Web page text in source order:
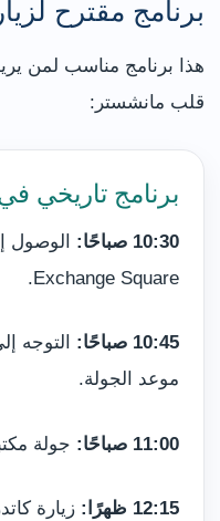
برنامج مقترح
هذا برنامج مناسب لمن
قلب مانشستر:
برنامج تاريخي
10:30 صباحًا:
Exchange Square.
10:45 صباحًا:
التوجه
موعد الجولة.
11:00 صباحًا: جولة
12:15 ظهرًا: زيارة